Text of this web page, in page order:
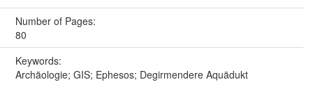
Number of Pages:
80
Keywords:
Archäologie; GIS; Ephesos; Degirmendere Aquädukt